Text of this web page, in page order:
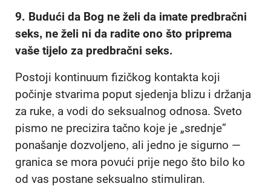
9. Budući da Bog ne želi da imate predbračni
seks, ne želi ni da radite ono što priprema
vaše tijelo za predbračni seks.
Postoji kontinuum fizičkog kontakta koji
počinje stvarima poput sjedenja blizu i držanja
za ruke, a vodi do seksualnog odnosa. Sveto
pismo ne precizira tačno koje je „srednje”
ponašanje dozvoljeno, ali jedno je sigurno —
granica se mora povući prije nego što bilo ko
od vas postane seksualno stimuliran.